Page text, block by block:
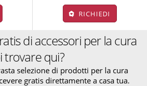
RICHIEDI
di accessori per la cura
trovare qui?
selezione di prodotti per la cura
gratis direttamente a casa tua.